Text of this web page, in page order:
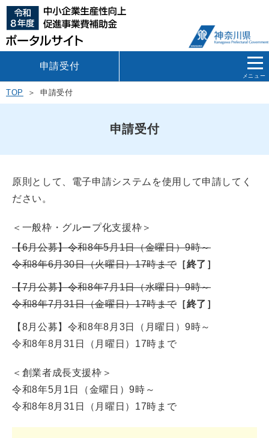
申請受付
メニュー
TOP 申請受付
申請受付
原則として、電子申請システムを使用して申請してく
ださい。
＜一般枠・グループ化支援枠＞
【6月公募】令和8年5月1日（金曜日）9時～
令和8年6月30日（火曜日）17時まで［終了］
【7月公募】令和8年7月1日（水曜日）9時～
令和8年7月31日（金曜日）17時まで［終了］
【8月公募】 令和8年8月3日（月曜日）9時～
令和8年8月31日（月曜日）17時まで
＜創業者成長支援枠＞
令和8年5月1日（金曜日）9時～
令和8年8月31日（月曜日）17時まで